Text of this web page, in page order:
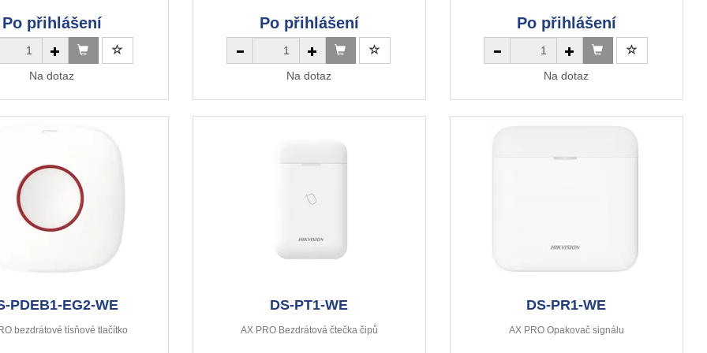
Po přihlášení
Na dotaz
Po přihlášení
Na dotaz
Po přihlášení
Na dotaz
PDEB1-EG2-WE
bezdrátové tísňové tlačítko
DS-PT1-WE
AX PRO Bezdrátová čtečka čipů
DS-PR1-WE
AX PRO Opakovač signálu